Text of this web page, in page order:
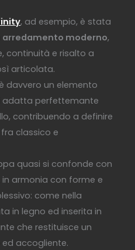
, ad esempio, è stata
arredamento moderno,
continuità e risalto a
articolata.
è davvero un elemento
adatta perfettemante
contribuendo a definire
classico e
quasi si confonde con
in armonia con forme e
come nella
in legno ed inserita in
che restituisce un
accogliente.